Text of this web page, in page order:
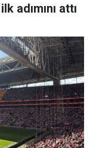
adımını attı